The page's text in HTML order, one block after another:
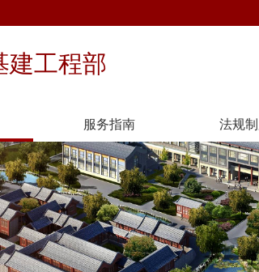
建工程部
服务指南 法规